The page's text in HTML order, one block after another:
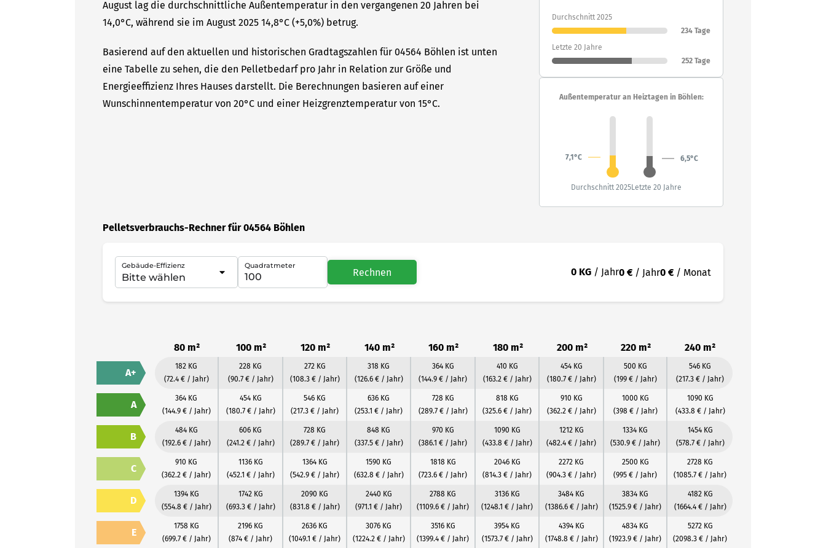
August lag die durchschnittliche Außentemperatur in den vergangenen 20 Jahren bei
14,0°C, während sie im August 2025 14,8°C (+5,0%) betrug.
Basierend auf den aktuellen und historischen Gradtagszahlen für 04564 Böhlen ist unten
eine Tabelle zu sehen, die den Pelletbedarf pro Jahr in Relation zur Größe und
Energieeffizienz Ihres Hauses darstellt. Die Berechnungen basieren auf einer
Wunschinnentemperatur von 20°C und einer Heizgrenztemperatur von 15°C.
Durchschnitt 2025
234 Tage
Letzte 20 Jahre
252 Tage
Außentemperatur an Heiztagen in Böhlen:
7,1°C 6,5°C
Durchschnitt 2025Letzte 20 Jahre
Pelletsverbrauchs-Rechner für 04564 Böhlen
Gebäude-Effizienz Quadratmeter
Rechnen 0 KG / Jahr0 € / Jahr0 € / Monat
80 m² 100 m² 120 m² 140 m² 160 m² 180 m² 200 m² 220 m² 240 m²
A+
182 KG
(72.4 € / Jahr)
228 KG
(90.7 € / Jahr)
272 KG
(108.3 € / Jahr)
318 KG
(126.6 € / Jahr)
364 KG
(144.9 € / Jahr)
410 KG
(163.2 € / Jahr)
454 KG
(180.7 € / Jahr)
500 KG
(199 € / Jahr)
546 KG
(217.3 € / Jahr)
A
364 KG
(144.9 € / Jahr)
454 KG
(180.7 € / Jahr)
546 KG
(217.3 € / Jahr)
636 KG
(253.1 € / Jahr)
728 KG
(289.7 € / Jahr)
818 KG
(325.6 € / Jahr)
910 KG
(362.2 € / Jahr)
1000 KG
(398 € / Jahr)
1090 KG
(433.8 € / Jahr)
B
484 KG
(192.6 € / Jahr)
606 KG
(241.2 € / Jahr)
728 KG
(289.7 € / Jahr)
848 KG
(337.5 € / Jahr)
970 KG
(386.1 € / Jahr)
1090 KG
(433.8 € / Jahr)
1212 KG
(482.4 € / Jahr)
1334 KG
(530.9 € / Jahr)
1454 KG
(578.7 € / Jahr)
C
910 KG
(362.2 € / Jahr)
1136 KG
(452.1 € / Jahr)
1364 KG
(542.9 € / Jahr)
1590 KG
(632.8 € / Jahr)
1818 KG
(723.6 € / Jahr)
2046 KG
(814.3 € / Jahr)
2272 KG
(904.3 € / Jahr)
2500 KG
(995 € / Jahr)
2728 KG
(1085.7 € / Jahr)
D
1394 KG
(554.8 € / Jahr)
1742 KG
(693.3 € / Jahr)
2090 KG
(831.8 € / Jahr)
2440 KG
(971.1 € / Jahr)
2788 KG
(1109.6 € / Jahr)
3136 KG
(1248.1 € / Jahr)
3484 KG
(1386.6 € / Jahr)
3834 KG
(1525.9 € / Jahr)
4182 KG
(1664.4 € / Jahr)
E
1758 KG
(699.7 € / Jahr)
2196 KG
(874 € / Jahr)
2636 KG
(1049.1 € / Jahr)
3076 KG
(1224.2 € / Jahr)
3516 KG
(1399.4 € / Jahr)
3954 KG
(1573.7 € / Jahr)
4394 KG
(1748.8 € / Jahr)
4834 KG
(1923.9 € / Jahr)
5272 KG
(2098.3 € / Jahr)